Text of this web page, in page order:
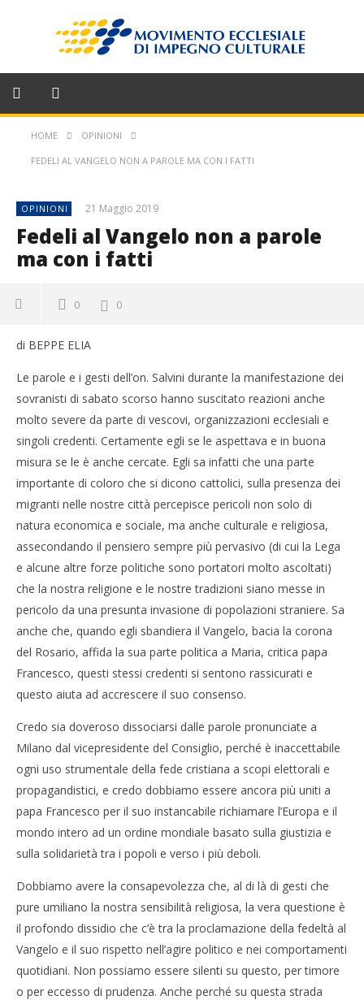
HOME OPINIONI
FEDELI AL VANGELO NON A PAROLE MA CON I FATTI
OPINIONI 21 Maggio 2019
Fedeli al Vangelo non a parole
ma con i fatti
0 0
di BEPPE ELIA
Le parole e i gesti dell’on. Salvini durante la manifestazione dei
sovranisti di sabato scorso hanno suscitato reazioni anche
molto severe da parte di vescovi, organizzazioni ecclesiali e
singoli credenti. Certamente egli se le aspettava e in buona
misura se le è anche cercate. Egli sa infatti che una parte
importante di coloro che si dicono cattolici, sulla presenza dei
migranti nelle nostre città percepisce pericoli non solo di
natura economica e sociale, ma anche culturale e religiosa,
assecondando il pensiero sempre più pervasivo (di cui la Lega
e alcune altre forze politiche sono portatori molto ascoltati)
che la nostra religione e le nostre tradizioni siano messe in
pericolo da una presunta invasione di popolazioni straniere. Sa
anche che, quando egli sbandiera il Vangelo, bacia la corona
del Rosario, affida la sua parte politica a Maria, critica papa
Francesco, questi stessi credenti si sentono rassicurati e
questo aiuta ad accrescere il suo consenso.
Credo sia doveroso dissociarsi dalle parole pronunciate a
Milano dal vicepresidente del Consiglio, perché è inaccettabile
ogni uso strumentale della fede cristiana a scopi elettorali e
propagandistici, e credo dobbiamo essere ancora più uniti a
papa Francesco per il suo instancabile richiamare l’Europa e il
mondo intero ad un ordine mondiale basato sulla giustizia e
sulla solidarietà tra i popoli e verso i più deboli.
Dobbiamo avere la consapevolezza che, al di là di gesti che
pure umiliano la nostra sensibilità religiosa, la vera questione è
il profondo dissidio che c’è tra la proclamazione della fedeltà al
Vangelo e il suo rispetto nell’agire politico e nei comportamenti
quotidiani. Non possiamo essere silenti su questo, per timore
o per eccesso di prudenza. Anche perché su questa strada